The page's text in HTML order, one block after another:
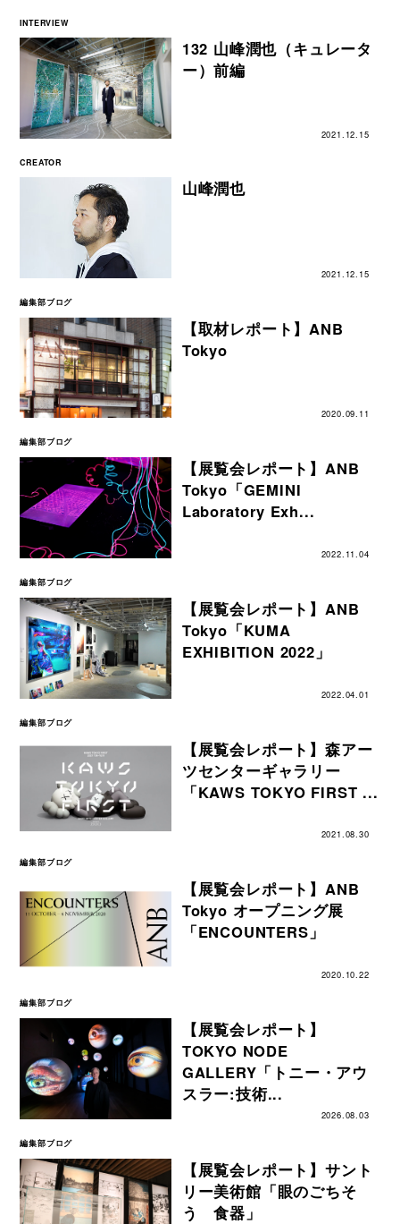
編集部ブログ
【取材レポート】ANB
Tokyo
2020.09.11
編集部ブログ
【展覧会レポート】ANB
Tokyo「GEMINI
Laboratory Exh...
2022.11.04
編集部ブログ
【展覧会レポート】ANB
Tokyo「KUMA
EXHIBITION 2022」
2022.04.01
INTERVIEW
132 山峰潤也（キュレータ
ー）前編
2021.12.15
CREATOR
山峰潤也
2021.12.15
編集部ブログ
【展覧会レポート】森アー
ツセンターギャラリー
「KAWS TOKYO FIRST ...
2021.08.30
編集部ブログ
【展覧会レポート】ANB
Tokyo オープニング展
「ENCOUNTERS」
2020.10.22
編集部ブログ
【展覧会レポート】
TOKYO NODE
GALLERY「トニー・アウ
スラー:技術...
2026.08.03
編集部ブログ
【展覧会レポート】サント
リー美術館「眼のごちそ
う 食器」